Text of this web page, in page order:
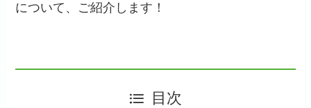
について、ご紹介します！
目次